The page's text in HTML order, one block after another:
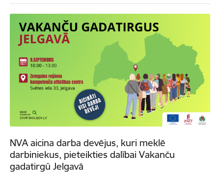
NVA aicina darba devējus, kuri meklē
darbiniekus, pieteikties dalībai Vakanču
gadatirgū Jelgavā